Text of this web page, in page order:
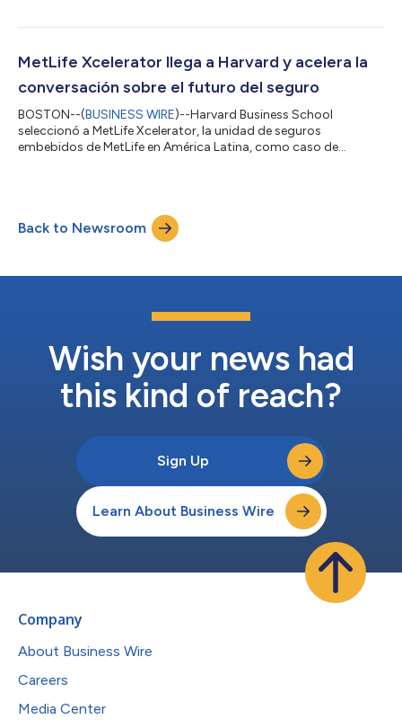
invita a las personas a compartir un video corto de sí mismas
en Instagram, LinkedIn, X, TikTok o Facebook, incluyendo el
MetLife Xcelerator llega a Harvard y acelera la
conversación sobre el futuro del seguro
BOSTON--(BUSINESS WIRE)--Harvard Business School
seleccionó a MetLife Xcelerator, la unidad de seguros
embebidos de MetLife en América Latina, como caso de
de personas usan todos los días. El caso, MetLife Xcelerator:
Driving Digital Transformation, examina un modelo que está
redefiniendo la distribución de seguros e...
Back to Newsroom
Wish your news had
this kind of reach?
Sign Up
Learn About Business Wire
Company
About Business Wire
Careers
Media Center